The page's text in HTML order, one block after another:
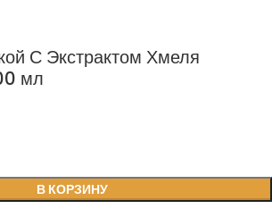
С Экстрактом Хмеля
мл
В КОРЗИНУ